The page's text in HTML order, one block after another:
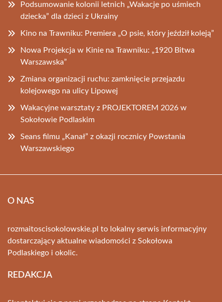
Podsumowanie kolonii letnich „Wakacje po uśmiech
dziecka” dla dzieci z Ukrainy
Kino na Trawniku: Premiera „O psie, który jeździł koleją”
Nowa Projekcja w Kinie na Trawniku: „1920 Bitwa
Warszawska”
Zmiana organizacji ruchu: zamknięcie przejazdu
kolejowego na ulicy Lipowej
Wakacyjne warsztaty z PROJEKTOREM 2026 w
Sokołowie Podlaskim
Seans filmu „Kanał” z okazji rocznicy Powstania
Warszawskiego
O NAS
rozmaitoscisokolowskie.pl to lokalny serwis informacyjny
dostarczający aktualne wiadomości z Sokołowa
Podlaskiego i okolic.
REDAKCJA